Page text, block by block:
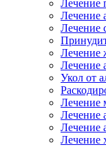
Лечение
Лечение
Лечение
Лечение
Лечение
Укол от
Лечение
Лечение
Лечение
Лечение